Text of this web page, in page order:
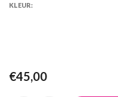
KLEUR:
€45,00